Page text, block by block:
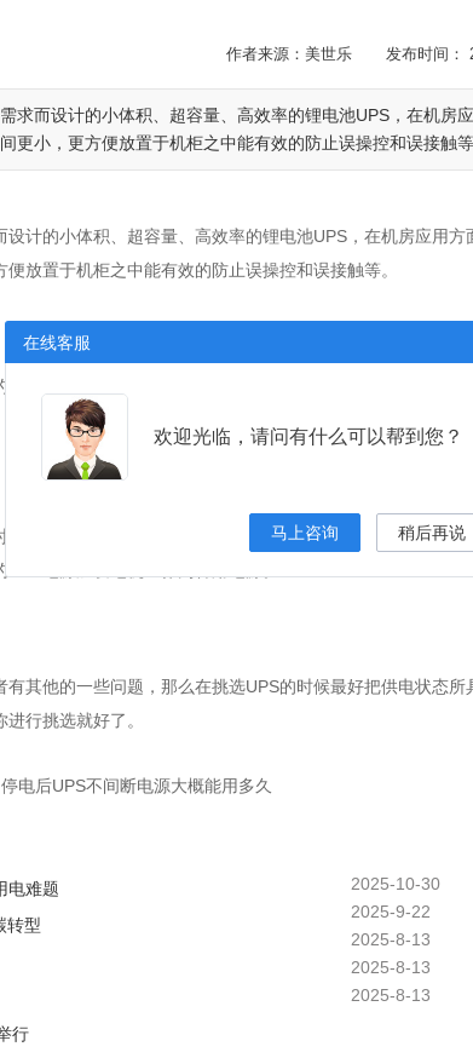
作者来源：美世乐 发布时间：
求而设计的小体积、超容量、高效率的锂电池UPS，在机房
小，更方便放置于机柜之中能有效的防止误操控和误接触等
计的小体积、超容量、高效率的锂电池UPS，在机房应用方
放置于机柜之中能有效的防止误操控和误接触等。
用电功率，算出设备的总用电量，然后用总用电量乘以安全系
供电的机架式UPS的选择。如果经济条件好，可以选用长时
电源加发电机组作为备用电源。
其他的一些问题，那么在挑选UPS的时候最好把供电状态所
行挑选就好了。
停电后UPS不间断电源大概能用多久
2025-10-30
电难题
2025-9-22
转型
2025-8-13
2025-8-13
2025-8-13
行
在线客服
欢迎光临，请问有什么可以帮到您？
马上咨询 稍后再说